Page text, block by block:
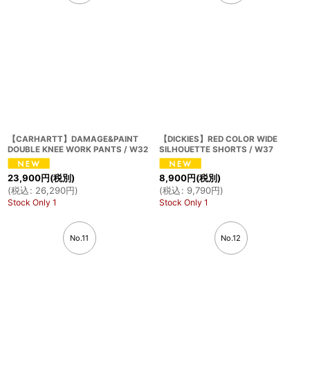
【CARHARTT】DAMAGE&PAINT
DOUBLE KNEE WORK PANTS / W32
23,900円(税別)
(税込: 26,290円)
Stock Only 1
【DICKIES】RED COLOR WIDE
SILHOUETTE SHORTS / W37
8,900円(税別)
(税込: 9,790円)
Stock Only 1
No.11 No.12